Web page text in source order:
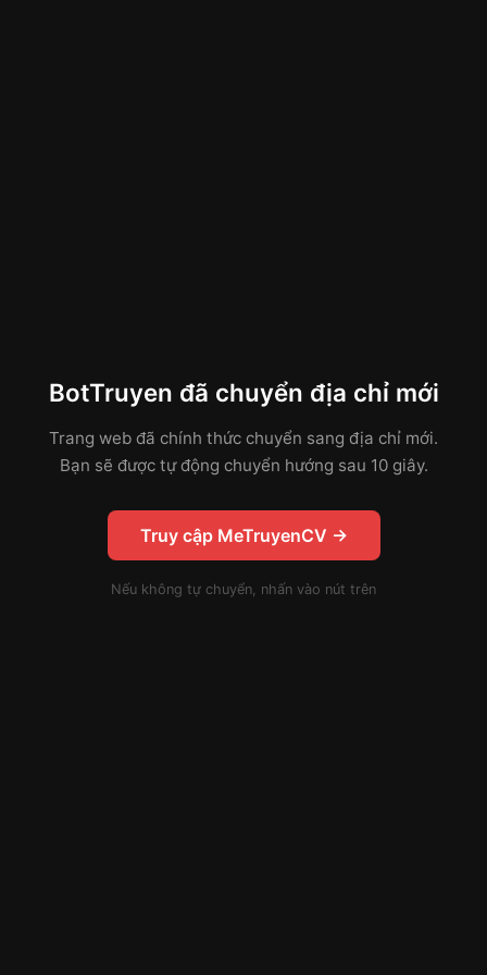
BotTruyen đã chuyển địa chỉ mới
Trang web đã chính thức chuyển sang địa chỉ mới.
Bạn sẽ được tự động chuyển hướng sau 10 giây.
Truy cập MeTruyenCV →
Nếu không tự chuyển, nhấn vào nút trên